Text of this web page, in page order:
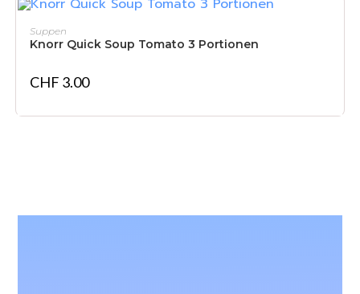
Suppen
Knorr Quick Soup Tomato 3 Portionen
CHF 3.00